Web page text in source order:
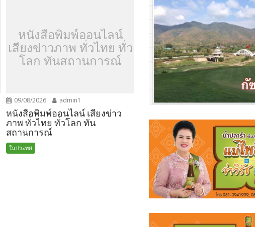
หนังสือพิมพ์ออนไลน์
เสียงข่าวภาพ ทั่วไทย ทั่ว
โลก ทันสถานการณ์
09/08/2026 admin1
หนังสือพิมพ์ออนไลน์ เสียงข่าว
ภาพ ทั่วไทย ทั่วโลก ทัน
สถานการณ์
ในประทศ